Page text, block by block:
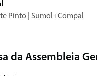
Pinto | Sumol+Compal
da Assembleia